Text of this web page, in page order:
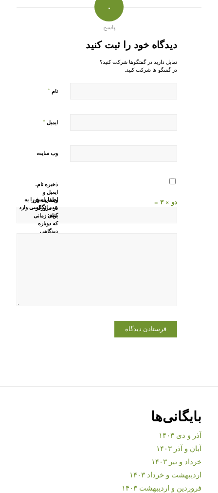
۰
پاسخ
دیدگاه خود را ثبت کنید
تمایل دارید در گفتگوها شرکت کنید؟
در گفتگو ها شرکت کنید.
نام *
ایمیل *
وب‌ سایت
ذخیره نام،
ایمیل و
وبسایت من
در مرورگر
برای زمانی
که دوباره
دیدگاهی
لطفا پاسخ را به
عدد انگلیسی وارد
کنید:
دو × ۳ =
بایگانی‌ها
آذر و دی ۱۴۰۳
آبان و آذر ۱۴۰۳
خرداد و تیر ۱۴۰۳
اردیبهشت و خرداد ۱۴۰۳
فروردین و اردیبهشت ۱۴۰۳